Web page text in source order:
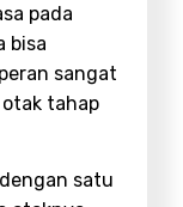
pada
bisa
sangat
tahap
satu